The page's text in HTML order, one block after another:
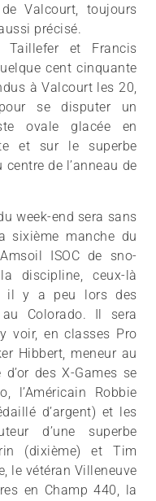
Valcourt, toujours
précisé.
Taillefer et Francis
cent cinquante
à Valcourt les 20,
se disputer un
ovale glacée en
et sur le superbe
de l’anneau de
week-end sera sans
sixième manche du
ISOC de sno-
discipline, ceux-là
il y a peu lors des
au Colorado. Il sera
voir, en classes Pro
Hibbert, meneur au
des X-Games se
l’Américain Robbie
d’argent) et les
d’une superbe
(dixième) et Tim
le vétéran Villeneuve
en Champ 440, la